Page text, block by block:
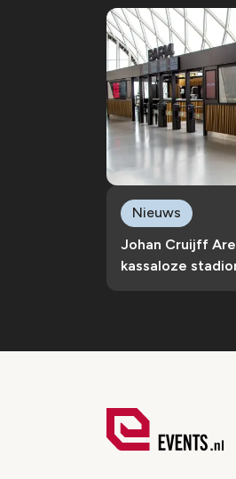
Johan Cruijff
kassaloze
Nieuws